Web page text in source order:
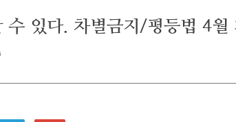
수 있다. 차별금지/평등법 4월